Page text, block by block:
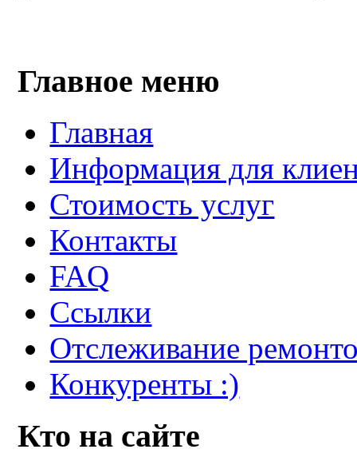
Главное меню
Главная
Информация для
Стоимость услуг
Контакты
FAQ
Ссылки
Отслеживание
Конкуренты :)
Кто на сайте